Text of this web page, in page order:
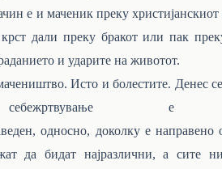
е и маченик преку
дали преку бракот или пак
и ударите на животот.
Исто и болестите. Денес
е
односно, доколку е направено
да бидат најразлични, а сите